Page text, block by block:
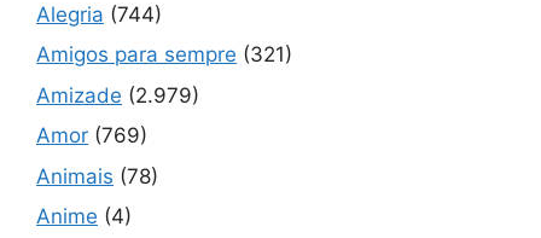
Alegria (744)
Amigos para sempre (321)
Amizade (2.979)
Amor (769)
Animais (78)
Anime (4)